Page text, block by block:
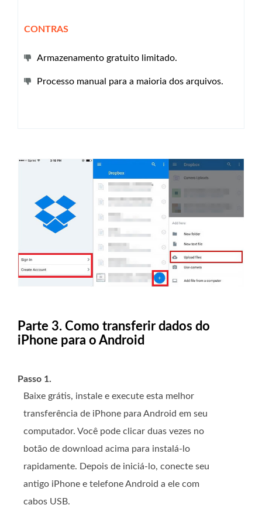
CONTRAS
Armazenamento gratuito limitado.
Processo manual para a maioria dos arquivos.
Parte 3. Como transferir dados do
iPhone para o Android
Passo 1.
Baixe grátis, instale e execute esta melhor
transferência de iPhone para Android em seu
computador. Você pode clicar duas vezes no
botão de download acima para instalá-lo
rapidamente. Depois de iniciá-lo, conecte seu
antigo iPhone e telefone Android a ele com
cabos USB.